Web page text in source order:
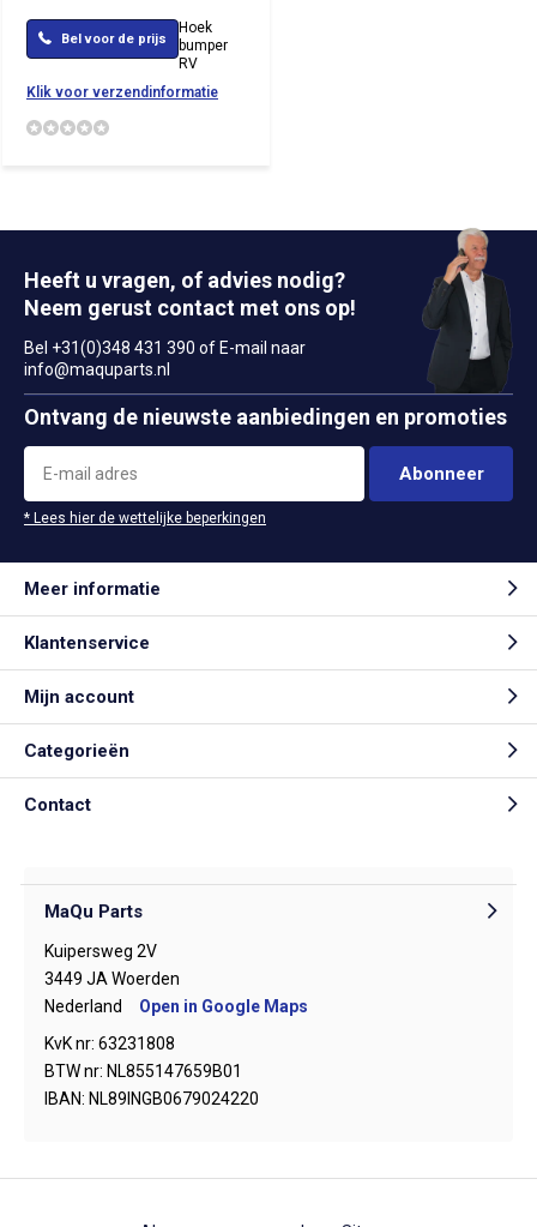
Bel voor de prijs
Hoek
bumper
RV
Klik voor verzendinformatie
Heeft u vragen, of advies nodig?
Neem gerust contact met ons op!
Bel +31(0)348 431 390 of E-mail naar
info@maquparts.nl
Ontvang de nieuwste aanbiedingen en promoties
Abonneer
* Lees hier de wettelijke beperkingen
Meer informatie
Klantenservice
Mijn account
Categorieën
Contact
MaQu Parts
Kuipersweg 2V
3449 JA Woerden
Nederland
Open in Google Maps
KvK nr: 63231808
BTW nr: NL855147659B01
IBAN: NL89INGB0679024220